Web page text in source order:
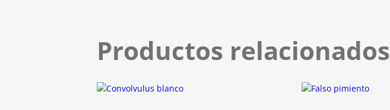
Productos relacionados